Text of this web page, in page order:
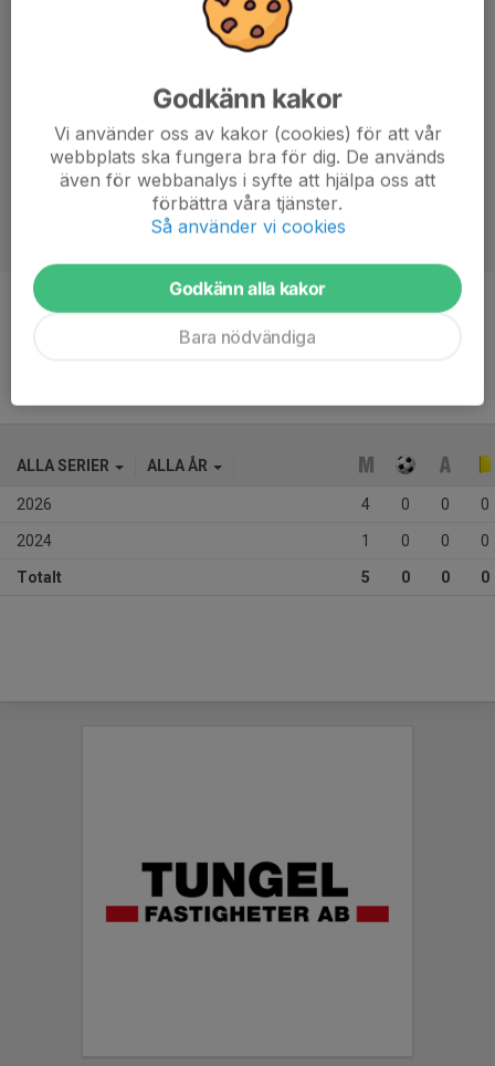
Ålder 10 år
ALLA SERIER ALLA ÅR
2026 4 0 0 0
2024 1 0 0 0
Totalt 5 0 0 0
Godkänn kakor
Vi använder oss av kakor (cookies) för att vår
webbplats ska fungera bra för dig. De används
även för webbanalys i syfte att hjälpa oss att
förbättra våra tjänster.
Så använder vi cookies
Godkänn alla kakor
Bara nödvändiga